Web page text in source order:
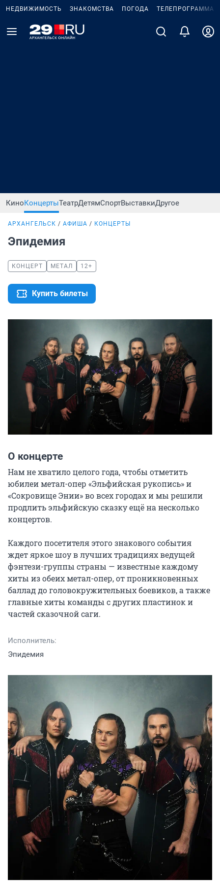
НЕДВИЖИМОСТЬ ЗНАКОМСТВА ПОГОДА ТЕЛЕПРОГРАММА
КиноКонцертыТеатрДетямСпортВыставкиДругое
АРХАНГЕЛЬСК АФИША КОНЦЕРТЫ
Эпидемия
КОНЦЕРТ МЕТАЛ 12+
Купить билеты
О концерте
Нам не хватило целого года, чтобы отметить
юбилеи метал-опер «Эльфийская рукопись» и
«Сокровище Энии» во всех городах и мы решили
продлить эльфийскую сказку ещё на несколько
концертов.
Каждого посетителя этого знакового события
ждет яркое шоу в лучших традициях ведущей
фэнтези-группы страны — известные каждому
хиты из обеих метал-опер, от проникновенных
баллад до головокружительных боевиков, а также
главные хиты команды с других пластинок и
частей сказочной саги.
Исполнитель:
Эпидемия